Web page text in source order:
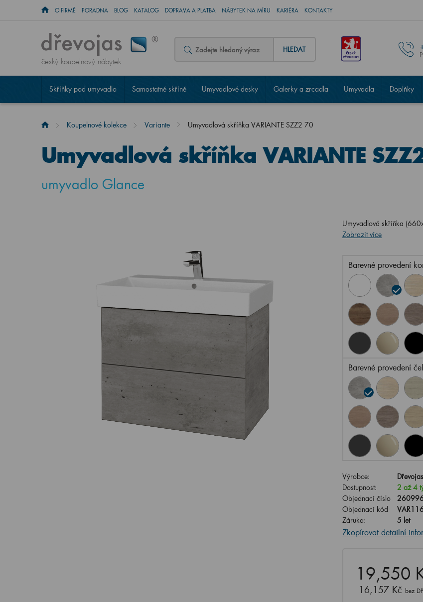
O FIRMĚ PORADNA BLOG KATALOG DOPRAVA A PLATBA NÁBYTEK NA MÍRU KARIÉRA KONTAKTY
český koupelnový nábytek
HLEDAT
Skříňky pod umyvadlo Samostatné skříně Umyvadlové desky Galerky a zrcadla Umyvadla Doplňky
Koupelnové kolekce Variante Umyvadlová skříňka VARIANTE SZZ2 70
Umyvadlová skříňka VARIANTE
umyvadlo Glance
Umyvadlová skříňka
Zobrazit více
Barevné provedení
Barevné provedení
Výrobce: Dřevojas
Dostupnost:
2 až 4
Objednací číslo
Objednací kód
Záruka:
5 let
Zkopírovat detailní
19,550
16,157 Kč bez